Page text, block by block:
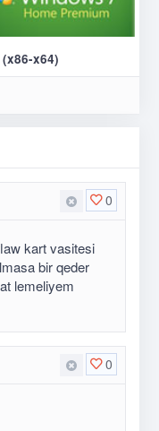
x64)
0
kart vasitesi
bir qeder
lemeliyem
0